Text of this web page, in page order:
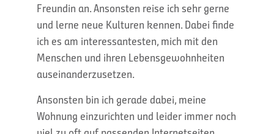
Freundin an. Ansonsten reise ich sehr gerne
und lerne neue Kulturen kennen. Dabei finde
ich es am interessantesten, mich mit den
Menschen und ihren Lebensgewohnheiten
auseinanderzusetzen.
Ansonsten bin ich gerade dabei, meine
Wohnung einzurichten und leider immer noch